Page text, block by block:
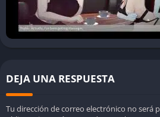
Personalización del orco y
El protagonista, aunque
al tipo de clientela que quieras atraer.
solo estética: desbloqueas
técnicas de masaje y opciones de
DEJA UNA RESPUESTA
Tu dirección de correo electrónico no será